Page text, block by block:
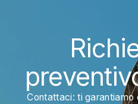
Contattaci: ti garantiamo